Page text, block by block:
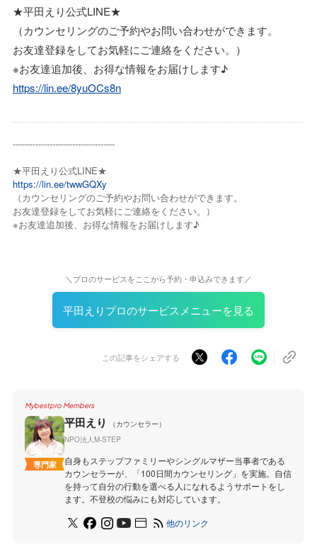
★平田えり公式LINE★
（カウンセリングのご予約やお問い合わせができます。
お友達登録をしてお気軽にご連絡をください。）
※お友達追加後、お得な情報をお届けします♪
https://lin.ee/8yuOCs8n
------------------------------------
★平田えり公式LINE★
https://lin.ee/twwGQXy
（カウンセリングのご予約やお問い合わせができます。
お友達登録をしてお気軽にご連絡をください。）
※お友達追加後、お得な情報をお届けします♪
＼プロのサービスをここから予約・申込みできます／
平田えりプロのサービスメニューを見る
この記事をシェアする
Mybestpro Members
専門家
平田えり
（カウンセラー）
NPO法人M-STEP
自身もステップファミリーやシングルマザー当事者である
カウンセラーが、「100日間カウンセリング」を実施。自信
を持って自分の行動を選べる人になれるようサポートをし
ます。不登校の悩みにも対応しています。
他のリンク